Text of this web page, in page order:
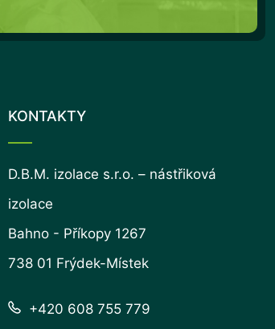
KONTAKTY
D.B.M. izolace s.r.o. – nástřiková
izolace
Bahno - Příkopy 1267
738 01 Frýdek-Místek
+420 608 755 779